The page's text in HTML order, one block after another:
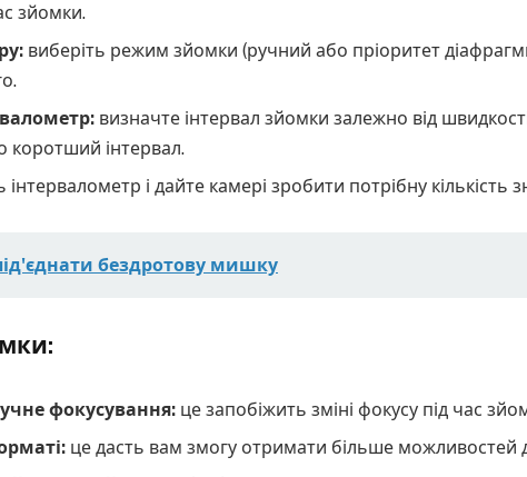
зйомки.
виберіть режим зйомки (ручний або пріоритет
визначте інтервал зйомки залежно від
інтервал.
інтервалометр і дайте камері зробити потрібну кількість
бездротову мишку
фокусування: це запобіжить зміні фокусу під час
це дасть вам змогу отримати більше можливостей